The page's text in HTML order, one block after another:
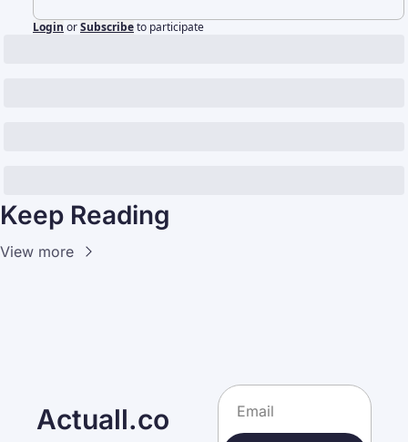
Login orSubscribeto participate
Keep Reading
View more
Actuall.co